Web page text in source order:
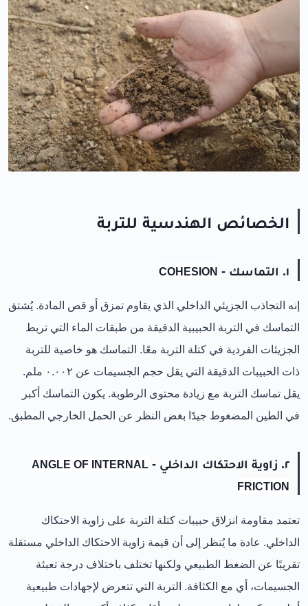
الخصائص الهندسية للتربة
١. التماسك - COHESION
إنه التجاذب الجزيئي الداخلي الذي يقاوم تمزق أو قص المادة. يُشتق
التماسك في التربة الحبيبية الدقيقة من طبقات الماء التي تربط
الجزيئات الفردية في كتلة التربة معًا. التماسك هو خاصية للتربة
ذات الحبيبات الدقيقة التي يقل حجم الجسيمات عن ٠.٠٠٢ ملم.
يقل تماسك التربة مع زيادة محتوى الرطوبة. يكون التماسك أكبر
في الطين المضغوط جيدًا بغض النظر عن الحمل الخارجي المطبق.
٢. زاوية الاحتكاك الداخلي -
ANGLE OF INTERNAL
FRICTION
تعتمد مقاومة انزلاق حبيبات كتلة التربة على زاوية الاحتكاك
الداخلي. عادة ما يُنظر إلى أن قيمة زاوية الاحتكاك الداخلي مستقلة
تقريبًا عن الضغط الطبيعي ولكنها تختلف باختلاف درجة تعبئة
الجسيمات، أي مع الكثافة. التربة التي تتعرض لإجهادات طبيعية